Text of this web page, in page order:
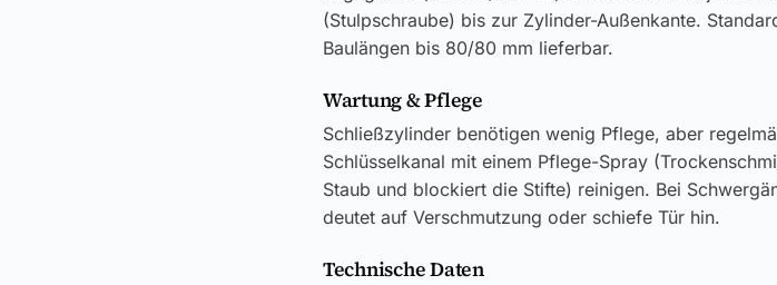
(Stulpschraube) bis zur Zylinder-Außenkante.
Baulängen bis 80/80 mm lieferbar.
Wartung & Pflege
Schließzylinder benötigen wenig Pflege, aber
Schlüsselkanal mit einem Pflege-Spray
Staub und blockiert die Stifte) reinigen. Bei
deutet auf Verschmutzung oder schiefe Tür hin.
Technische Daten